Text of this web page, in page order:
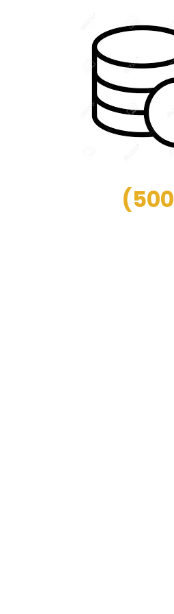
(500